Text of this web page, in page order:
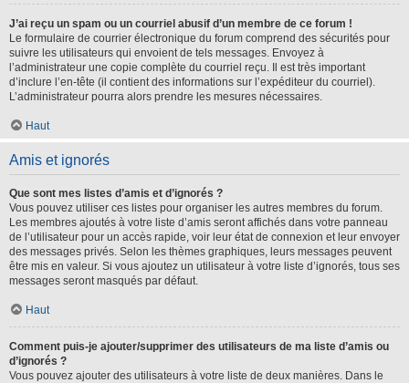
J’ai reçu un spam ou un courriel abusif d’un membre de ce forum !
Le formulaire de courrier électronique du forum comprend des sécurités pour
suivre les utilisateurs qui envoient de tels messages. Envoyez à
l’administrateur une copie complète du courriel reçu. Il est très important
d’inclure l’en-tête (il contient des informations sur l’expéditeur du courriel).
L’administrateur pourra alors prendre les mesures nécessaires.
Haut
Amis et ignorés
Que sont mes listes d’amis et d’ignorés ?
Vous pouvez utiliser ces listes pour organiser les autres membres du forum.
Les membres ajoutés à votre liste d’amis seront affichés dans votre panneau
de l’utilisateur pour un accès rapide, voir leur état de connexion et leur envoyer
des messages privés. Selon les thèmes graphiques, leurs messages peuvent
être mis en valeur. Si vous ajoutez un utilisateur à votre liste d’ignorés, tous ses
messages seront masqués par défaut.
Haut
Comment puis-je ajouter/supprimer des utilisateurs de ma liste d’amis ou
d’ignorés ?
Vous pouvez ajouter des utilisateurs à votre liste de deux manières. Dans le